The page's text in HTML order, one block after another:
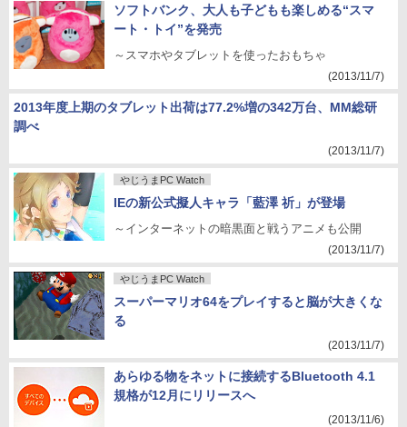
ソフトバンク、大人も子どもも楽しめる“スマ
ート・トイ”を発売
～スマホやタブレットを使ったおもちゃ
(2013/11/7)
2013年度上期のタブレット出荷は77.2%増の342万台、MM総研
調べ
(2013/11/7)
やじうまPC Watch
IEの新公式擬人キャラ「藍澤 祈」が登場
～インターネットの暗黒面と戦うアニメも公開
(2013/11/7)
やじうまPC Watch
スーパーマリオ64をプレイすると脳が大きくな
る
(2013/11/7)
あらゆる物をネットに接続するBluetooth 4.1
規格が12月にリリースへ
(2013/11/6)